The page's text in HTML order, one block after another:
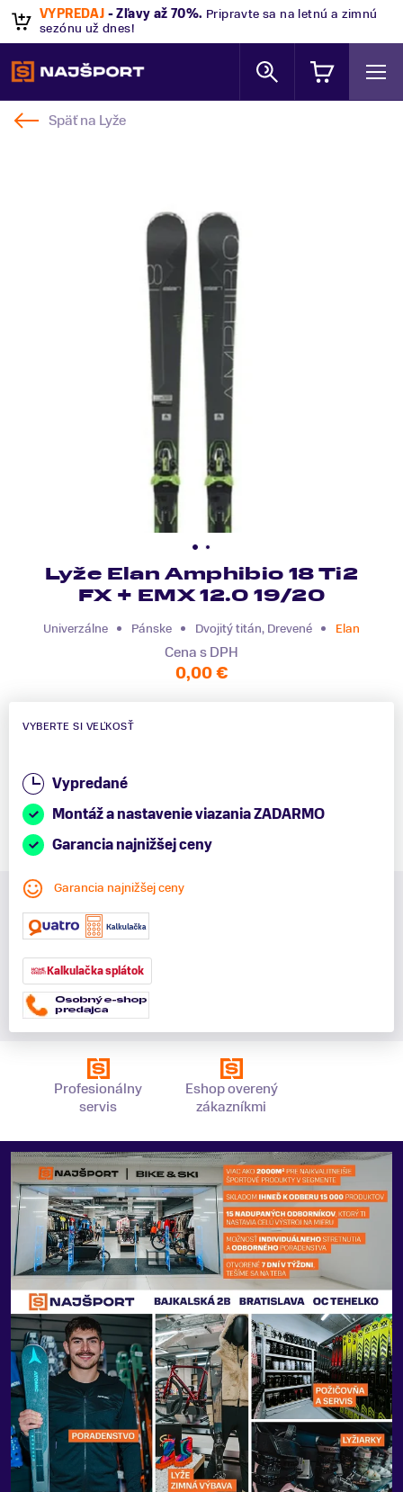
VÝPREDAJ - Zľavy až 70%. Pripravte sa na letnú a zimnú
sezónu už dnes!
Späť na Lyže
Lyže Elan Amphibio 18 Ti2
FX + EMX 12.0 19/20
Univerzálne Pánske Dvojitý titán, Drevené Elan
Cena s DPH
0,00 €
VYBERTE SI VEĽKOSŤ
Vypredané
Montáž a nastavenie viazania ZADARMO
Garancia najnižšej ceny
Garancia najnižšej ceny
Kalkulačka splátok
Profesionálny
servis
Eshop overený
zákazníkmi